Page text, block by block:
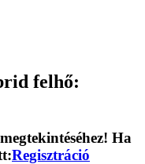
felhő:
Ha
Regisztráció